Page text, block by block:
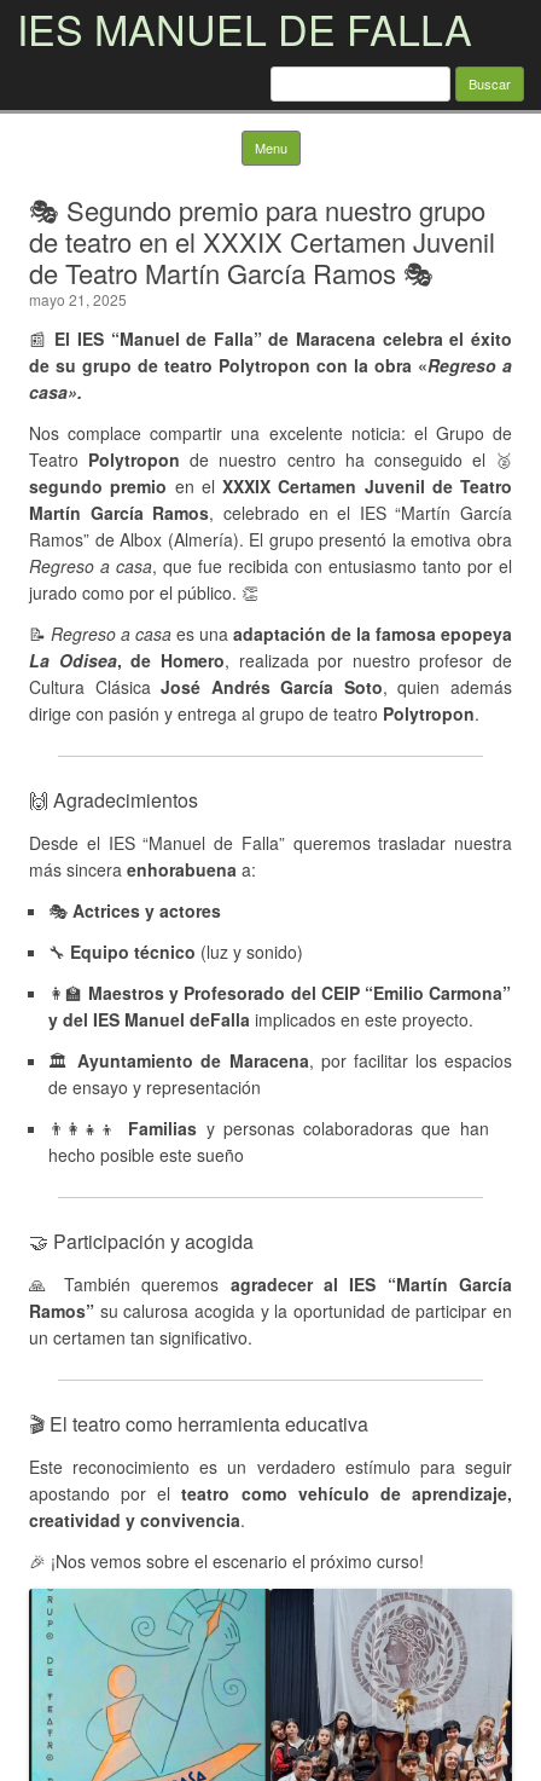
IES MANUEL DE FALLA
Buscar:
Menu Skip to content
🎭 Segundo premio para nuestro grupo
de teatro en el XXXIX Certamen Juvenil
de Teatro Martín García Ramos 🎭
mayo 21, 2025
📰 El IES “Manuel de Falla” de Maracena celebra el éxito
de su grupo de teatro Polytropon con la obra «Regreso a
casa».
Nos complace compartir una excelente noticia: el Grupo de
Teatro Polytropon de nuestro centro ha conseguido el 🥈
segundo premio en el XXXIX Certamen Juvenil de Teatro
Martín García Ramos, celebrado en el IES “Martín García
Ramos” de Albox (Almería). El grupo presentó la emotiva obra
Regreso a casa, que fue recibida con entusiasmo tanto por el
jurado como por el público. 👏
📝 Regreso a casa es una adaptación de la famosa epopeya
La Odisea, de Homero, realizada por nuestro profesor de
Cultura ClásicaJosé Andrés García Soto, quien además
dirige con pasión y entrega al grupo de teatro Polytropon.
🙌 Agradecimientos
Desde el IES “Manuel de Falla” queremos trasladar nuestra
más sincera enhorabuena a:
🎭 Actrices y actores
🔧 Equipo técnico (luz y sonido)
👩‍🏫 Maestros y Profesorado del CEIP “Emilio Carmona”
y del IES Manuel deFalla implicados en este proyecto.
🏛Ayuntamiento de Maracena, por facilitar los espacios
de ensayo y representación
👨‍👩‍👧‍👦 Familias y personas colaboradoras que han
hecho posible este sueño
🤝 Participación y acogida
🙏 También queremos agradecer al IES “Martín García
Ramos” su calurosa acogida y la oportunidad de participar en
un certamen tan significativo.
🎬 El teatro como herramienta educativa
Este reconocimiento es un verdadero estímulo para seguir
apostando por elteatro como vehículo de aprendizaje,
creatividad y convivencia.
🎉 ¡Nos vemos sobre el escenario el próximo curso!